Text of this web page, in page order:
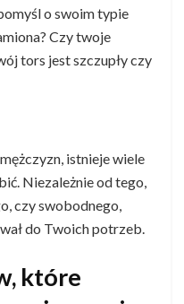
o swoim typie
Czy twoje
tors jest szczupły czy
istnieje wiele
Niezależnie od tego,
czy swobodnego,
do Twoich potrzeb.
które